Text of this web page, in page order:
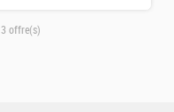
3 offre(s)